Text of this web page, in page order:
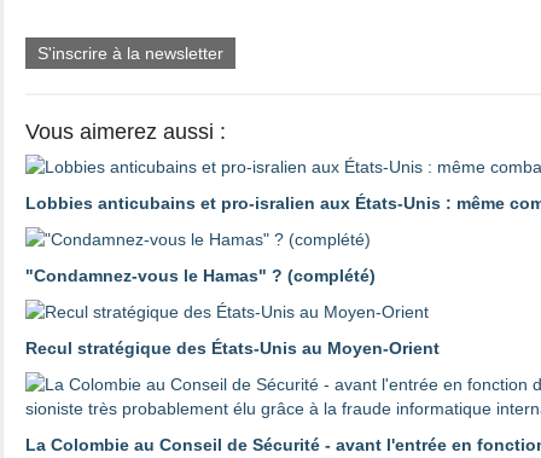
S'inscrire à la newsletter
Vous aimerez aussi :
Lobbies anticubains et pro-isralien aux États-Unis : même
"Condamnez-vous le Hamas" ? (complété)
Recul stratégique des États-Unis au Moyen-Orient
La Colombie au Conseil de Sécurité - avant l'entrée en